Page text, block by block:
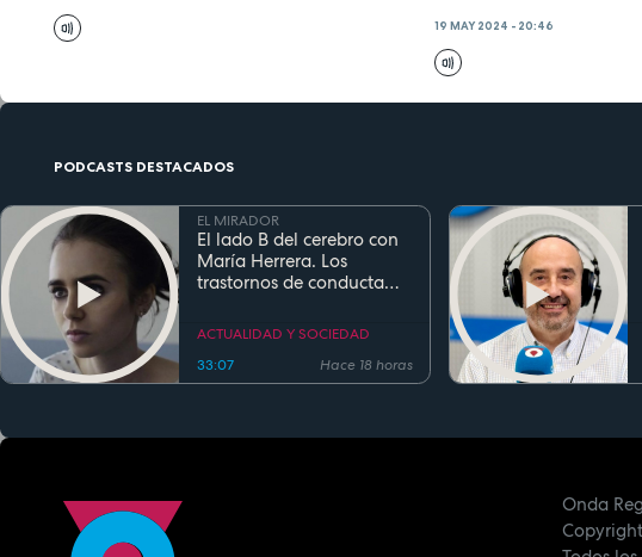
19 MAY 2024 - 20:46
PODCASTS DESTACADOS
EL MIRADOR
El lado B del cerebro con
María Herrera. Los
trastornos de conducta
ACTUALIDAD Y SOCIEDAD
33:07
Hace 18 horas
Onda
Copyright